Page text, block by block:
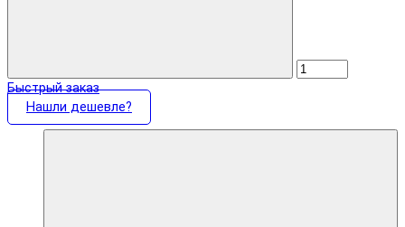
Быстрый заказ
Нашли дешевле?